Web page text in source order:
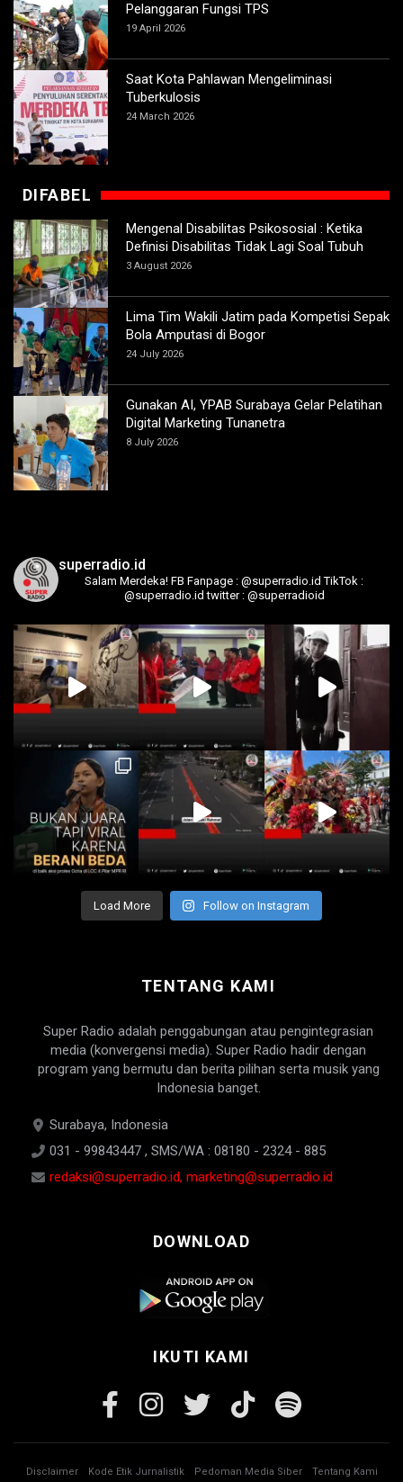
Pelanggaran Fungsi TPS
19 April 2026
Saat Kota Pahlawan Mengeliminasi
Tuberkulosis
24 March 2026
DIFABEL
Mengenal Disabilitas Psikososial : Ketika
Definisi Disabilitas Tidak Lagi Soal Tubuh
3 August 2026
Lima Tim Wakili Jatim pada Kompetisi Sepak
Bola Amputasi di Bogor
24 July 2026
Gunakan AI, YPAB Surabaya Gelar Pelatihan
Digital Marketing Tunanetra
8 July 2026
superradio.id
Salam Merdeka! FB Fanpage : @superradio.id TikTok :
@superradio.id twitter : @superradioid
Load More Follow on Instagram
TENTANG KAMI
Super Radio adalah penggabungan atau pengintegrasian
media (konvergensi media). Super Radio hadir dengan
program yang bermutu dan berita pilihan serta musik yang
Indonesia banget.
Surabaya, Indonesia
031 - 99843447 , SMS/WA : 08180 - 2324 - 885
redaksi@superradio.id, marketing@superradio.id
DOWNLOAD
IKUTI KAMI
Disclaimer Kode Etik Jurnalistik Pedoman Media Siber Tentang Kami